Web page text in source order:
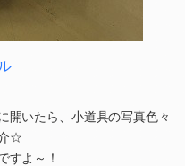
開いたら、小道具の写真色々
☆
すよ～！